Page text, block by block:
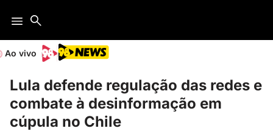
Ao vivo
Lula defende regulação das redes e
combate à desinformação em
cúpula no Chile